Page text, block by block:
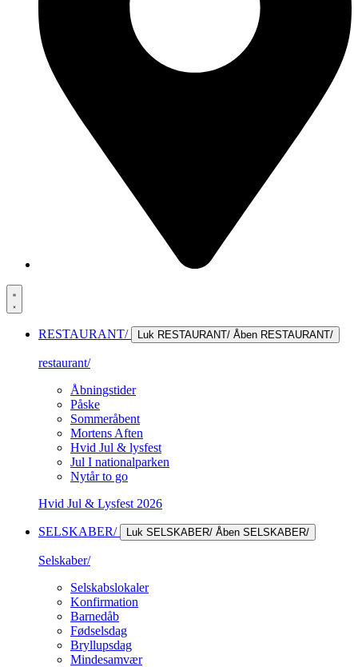
RESTAURANT/ Luk RESTAURANT/ Åben RESTAURANT/
restaurant/
Åbningstider
Påske
Sommeråbent
Mortens Aften
Hvid Jul & lysfest
Jul I nationalparken
Nytår to go
Hvid Jul & Lysfest 2026
SELSKABER/ Luk SELSKABER/ Åben SELSKABER/
Selskaber/
Selskabslokaler
Konfirmation
Barnedåb
Fødselsdag
Bryllupsdag
Mindesamvær